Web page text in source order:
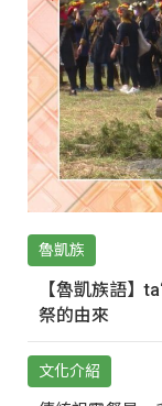
魯凱族
【魯凱族語】
祭的由來
文化介紹